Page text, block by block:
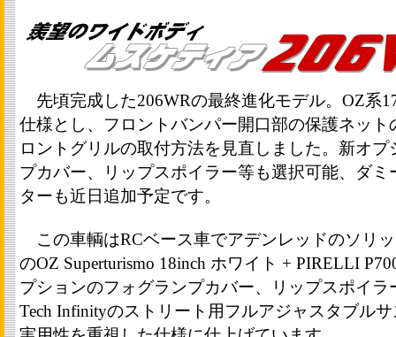
先頃完成した206WRの最終進化モデル。OZ系
仕様とし、フロントバンパー開口部の保護ネット
ロントグリルの取付方法を見直しました。新オ
プカバー、リップスポイラー等も選択可能、ダミ
ターも近日追加予定です。
この車輌はRCベース車でアデンレッドのソリ
のOZ Superturismo 18inch ホワイト + PIRELLI
プションのフォグランプカバー、リップスポイラ
Tech Infinityのストリート用フルアジャスタブル